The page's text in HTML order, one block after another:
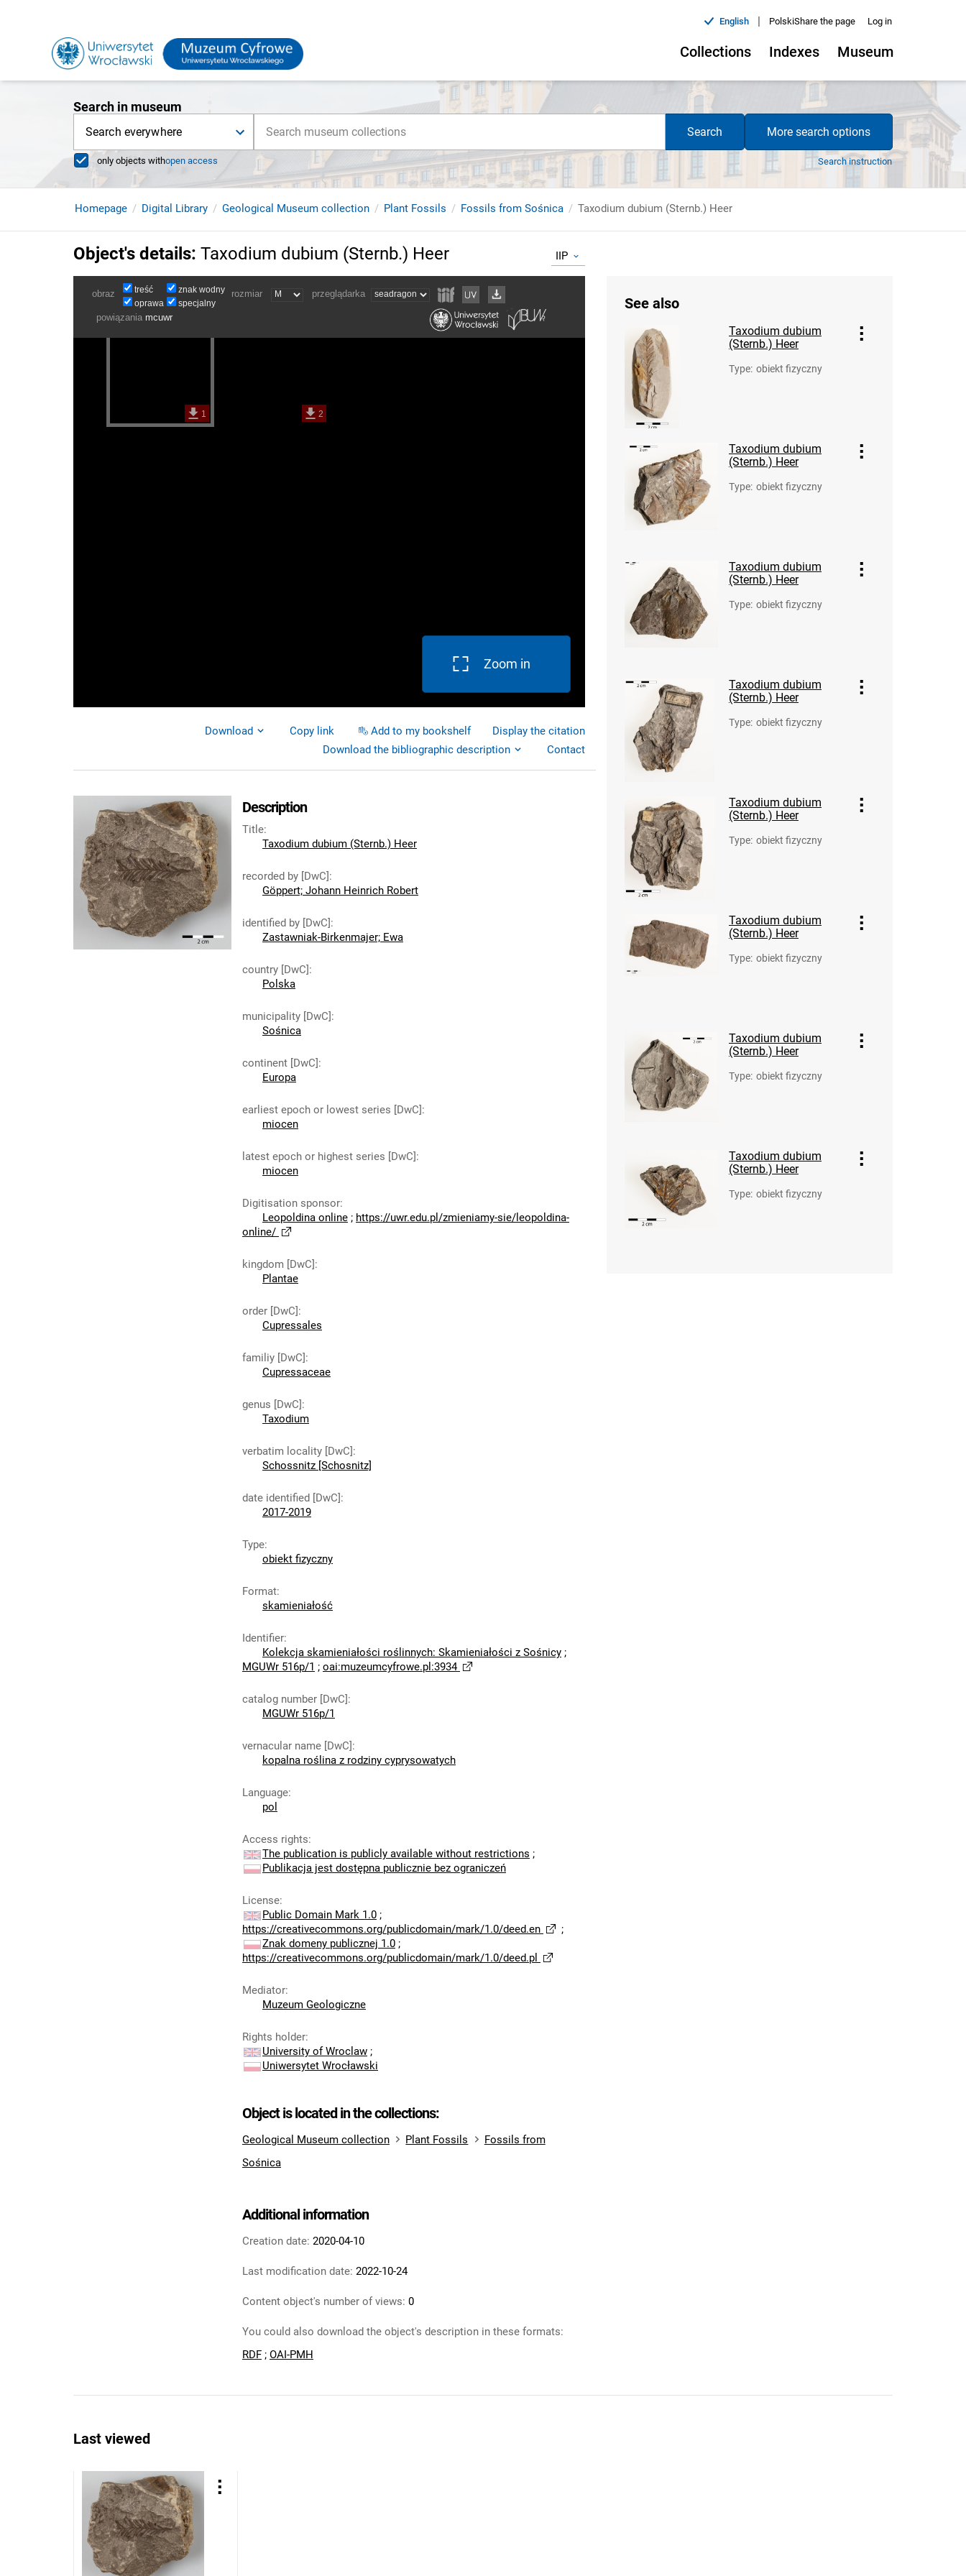
English | PolskiShare the page Log in
Collections Indexes Museum
Search in museum
Search everywhere Search More search options
only objects withopen access Search instruction
Homepage Digital Library Geological Museum collection Plant Fossils Fossils from Sośnica Taxodium dubium (Sternb.) Heer
Object's details: Taxodium dubium (Sternb.) Heer IIP
Zoom in
Download Copy link Add to my bookshelf
Display the citation
Download the bibliographic description
Contact
Description
Title:
Taxodium dubium (Sternb.) Heer
recorded by [DwC]:
Göppert; Johann Heinrich Robert
identified by [DwC]:
Zastawniak-Birkenmajer; Ewa
country [DwC]:
Polska
municipality [DwC]:
Sośnica
continent [DwC]:
Europa
earliest epoch or lowest series [DwC]:
miocen
latest epoch or highest series [DwC]:
miocen
Digitisation sponsor:
Leopoldina online ; https://uwr.edu.pl/zmieniamy-sie/leopoldina-
online/
kingdom [DwC]:
Plantae
order [DwC]:
Cupressales
familiy [DwC]:
Cupressaceae
genus [DwC]:
Taxodium
verbatim locality [DwC]:
Schossnitz [Schosnitz]
date identified [DwC]:
2017-2019
Type:
obiekt fizyczny
Format:
skamieniałość
Identifier:
Kolekcja skamieniałości roślinnych: Skamieniałości z Sośnicy ;
MGUWr 516p/1 ; oai:muzeumcyfrowe.pl:3934
catalog number [DwC]:
MGUWr 516p/1
vernacular name [DwC]:
kopalna roślina z rodziny cyprysowatych
Language:
pol
Access rights:
The publication is publicly available without restrictions ;
Publikacja jest dostępna publicznie bez ograniczeń
License:
Public Domain Mark 1.0 ;
https://creativecommons.org/publicdomain/mark/1.0/deed.en
;
Znak domeny publicznej 1.0 ;
https://creativecommons.org/publicdomain/mark/1.0/deed.pl
Mediator:
Muzeum Geologiczne
Rights holder:
University of Wroclaw ;
Uniwersytet Wrocławski
Object is located in the collections:
Geological Museum collection Plant Fossils
Fossils from
Sośnica
Additional information
Creation date: 2020-04-10
Last modification date: 2022-10-24
Content object's number of views: 0
You could also download the object's description in these formats:
RDF ; OAI-PMH
See also
Taxodium dubium
(Sternb.) Heer
Type: obiekt fizyczny
Taxodium dubium
(Sternb.) Heer
Type: obiekt fizyczny
Taxodium dubium
(Sternb.) Heer
Type: obiekt fizyczny
Taxodium dubium
(Sternb.) Heer
Type: obiekt fizyczny
Taxodium dubium
(Sternb.) Heer
Type: obiekt fizyczny
Taxodium dubium
(Sternb.) Heer
Type: obiekt fizyczny
Taxodium dubium
(Sternb.) Heer
Type: obiekt fizyczny
Taxodium dubium
(Sternb.) Heer
Type: obiekt fizyczny
Last viewed